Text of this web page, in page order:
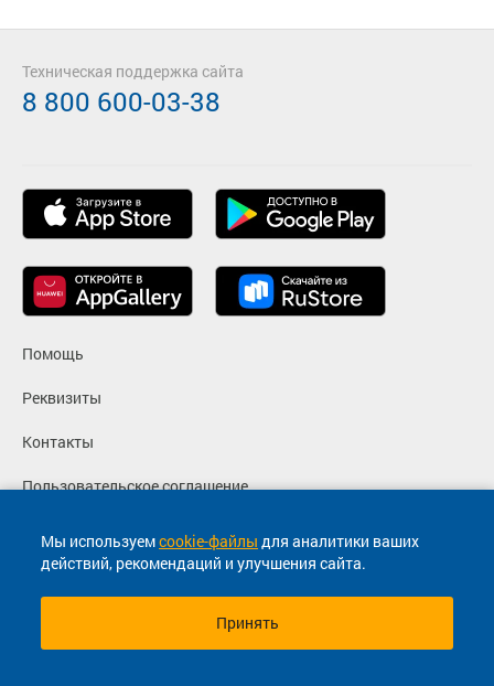
Мы используемcookie-файлы для аналитики ваших
действий, рекомендаций и улучшения сайта.
Принять
Помощь
Реквизиты
Контакты
Пользовательское соглашение
Политика конфиденциальности
Согласие на маркетинговые сообщения
Техническая поддержка сайта
8 800 600-03-38
© 2013-2026, ООО "Капитал"- Онлайн сервис продажи